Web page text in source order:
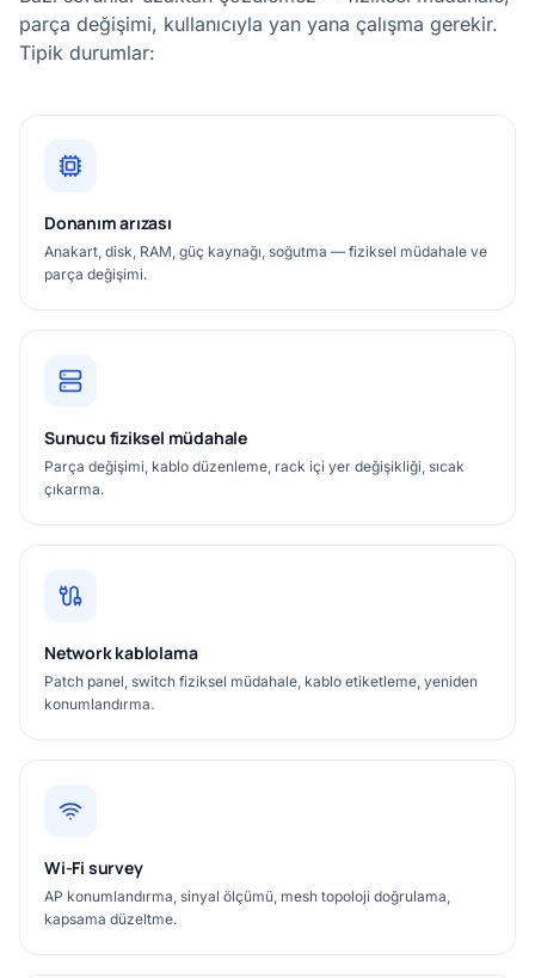
parça değişimi, kullanıcıyla yan yana çalışma gerekir.
Tipik durumlar:
Donanım arızası
Anakart, disk, RAM, güç kaynağı, soğutma — fiziksel müdahale ve
parça değişimi.
Sunucu fiziksel müdahale
Parça değişimi, kablo düzenleme, rack içi yer değişikliği, sıcak
çıkarma.
Network kablolama
Patch panel, switch fiziksel müdahale, kablo etiketleme, yeniden
konumlandırma.
Wi-Fi survey
AP konumlandırma, sinyal ölçümü, mesh topoloji doğrulama,
kapsama düzeltme.